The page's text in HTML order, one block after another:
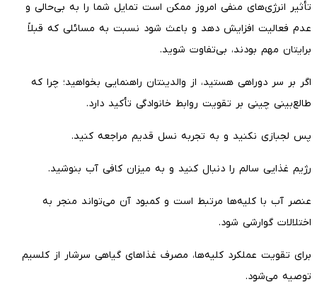
تأثیر انرژی‌های منفی امروز ممکن است تمایل شما را به بی‌حالی و
عدم فعالیت افزایش دهد و باعث شود نسبت به مسائلی که قبلاً
برایتان مهم بودند، بی‌تفاوت شوید.
اگر بر سر دوراهی هستید، از والدینتان راهنمایی بخواهید؛ چرا که
طالع‌بینی چینی بر تقویت روابط خانوادگی تأکید دارد.
پس لجبازی نکنید و به تجربه نسل قدیم مراجعه کنید.
رژیم غذایی سالم را دنبال کنید و به میزان کافی آب بنوشید.
عنصر آب با کلیه‌ها مرتبط است و کمبود آن می‌تواند منجر به
اختلالات گوارشی شود.
برای تقویت عملکرد کلیه‌ها، مصرف غذاهای گیاهی سرشار از کلسیم
توصیه می‌شود.